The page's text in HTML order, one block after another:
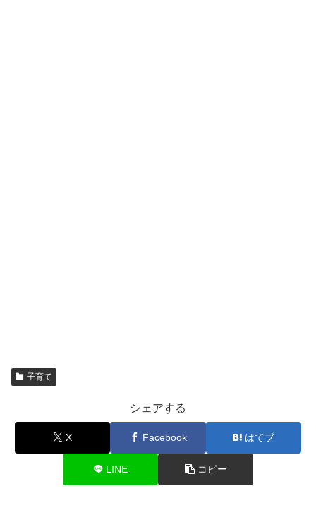
子育て
シェアする
X Facebook はてブ
LINE コピー